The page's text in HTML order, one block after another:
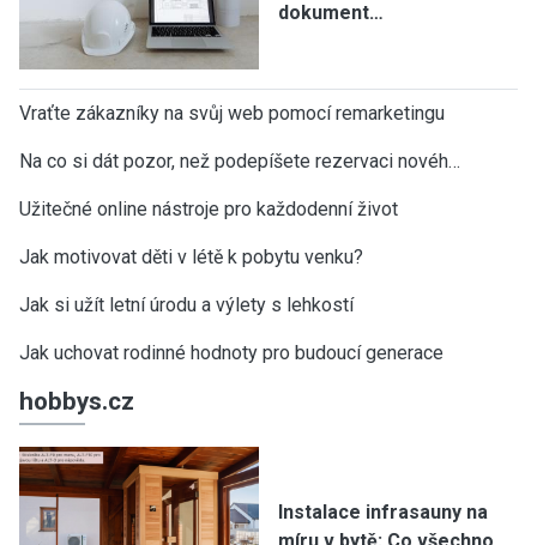
dokument…
Vraťte zákazníky na svůj web pomocí remarketingu
Na co si dát pozor, než podepíšete rezervaci novéh…
Užitečné online nástroje pro každodenní život
Jak motivovat děti v létě k pobytu venku?
Jak si užít letní úrodu a výlety s lehkostí
Jak uchovat rodinné hodnoty pro budoucí generace
hobbys.cz
Instalace infrasauny na